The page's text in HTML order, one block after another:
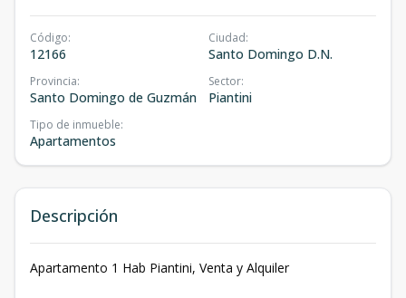
Código:
12166
Ciudad:
Santo Domingo D.N.
Provincia:
Santo Domingo de Guzmán
Sector:
Piantini
Tipo de inmueble:
Apartamentos
Descripción
Apartamento 1 Hab Piantini, Venta y Alquiler